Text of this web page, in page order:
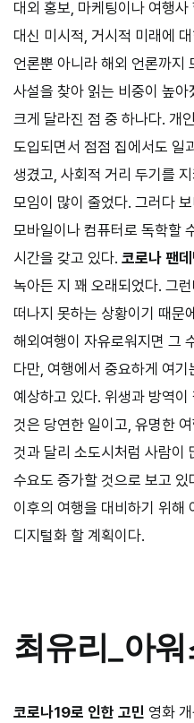
대외 홍보, 마케팅이나 여행
대신 미시적, 거시적 미래에
언론뿐 아니라 해외 언론까지
사설을 찾아 읽는 비중이 높
크게 달라진 점 중 하나다. 개
도입되면서 점점 집에서도 일
생겼고, 사회적 거리 두기를
모임이 많이 줄었다. 그러다
모바일이나 컴퓨터로 독학할
시간을 갖고 있다. 코로나 팬데
녹아든 지 꽤 오래되었다. 그
떠나지 못하는 상황이기 때문
해외여행이 자유로워지면 그
다만, 여행에서 중요하게 여
예상하고 있다. 위생과 방역
것은 당연한 일이고, 유명한
것과 달리 소도시처럼 사람이
수요도 증가할 것으로 보고
이후의 여행을 대비하기 위해
디지털화 할 계획이다.
최유리 아
코로나19로 인한 고민 영화